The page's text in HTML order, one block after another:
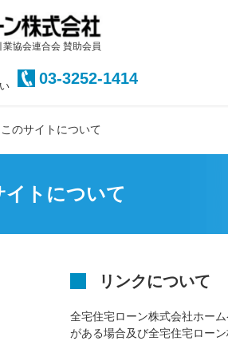
協会連合会 賛助会員
03-3252-1414
このサイトについて
イトについて
リンクについて
全宅住宅ローン株式会社ホー
がある場合及び全宅住宅ロー